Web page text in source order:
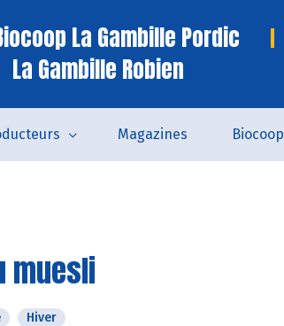
La Gambille Pordic
La Gambille Robien
Magazines Biocoop
muesli
Hiver